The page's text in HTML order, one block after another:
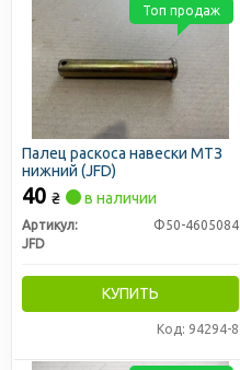
Палец раскоса навески МТЗ
нижний (JFD)
40 ₴ в наличии
Артикул:
Ф50-4605084
JFD
КУПИТЬ
Код: 94294-8
Топ продаж